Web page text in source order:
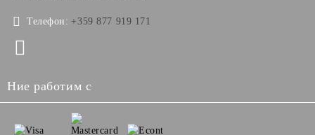
Телефон: +359 877 919 171
Ние работим с